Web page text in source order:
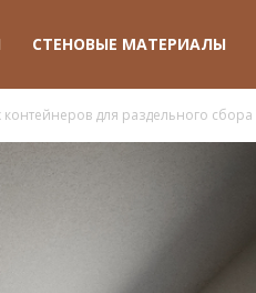
СТЕНОВЫЕ МАТЕРИАЛЫ
для раздельного